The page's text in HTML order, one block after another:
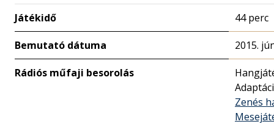
Játékidő 44 perc
Bemutató dátuma 2015.
Rádiós műfaji besorolás
Zenés